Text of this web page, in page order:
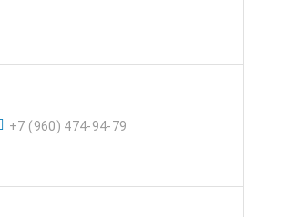
+7 (960) 474-94-79